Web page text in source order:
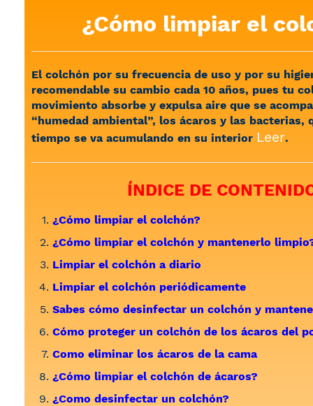
¿Cómo limpiar el
El colchón por su frecuencia de uso y por su
recomendable su cambio cada 10 años, pues tu
movimiento absorbe y expulsa aire que se
“humedad ambiental”, los ácaros y las bacterias,
tiempo se va acumulando en su interior Leer.
ÍNDICE DE
¿Cómo limpiar el colchón?
¿Cómo limpiar el colchón y mantenerlo
Limpiar el colchón a diario
Limpiar el colchón periódicamente
Sabes cómo desinfectar un colchón y
Cómo proteger un colchón de los ácaros del
Como eliminar los ácaros de la cama
¿Cómo limpiar el colchón de ácaros?
¿Como desinfectar un colchón?